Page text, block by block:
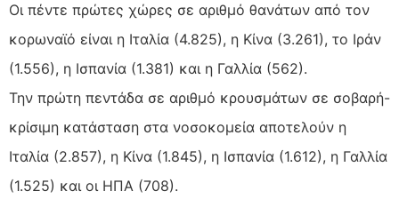
Οι πέντε πρώτες χώρες σε αριθμό θανάτων από τον
κορωναϊό είναι η Ιταλία (4.825), η Κίνα (3.261), το Ιράν
(1.556), η Ισπανία (1.381) και η Γαλλία (562).
Την πρώτη πεντάδα σε αριθμό κρουσμάτων σε σοβαρή-
κρίσιμη κατάσταση στα νοσοκομεία αποτελούν η
Ιταλία (2.857), η Κίνα (1.845), η Ισπανία (1.612), η Γαλλία
(1.525) και οι ΗΠΑ (708).